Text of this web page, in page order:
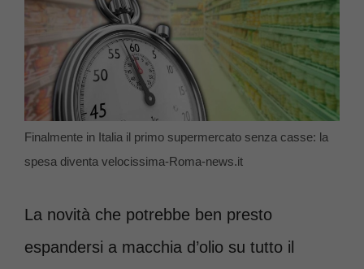
Finalmente in Italia il primo supermercato senza casse: la
spesa diventa velocissima-Roma-news.it
La novità che potrebbe ben presto
espandersi a macchia d’olio su tutto il